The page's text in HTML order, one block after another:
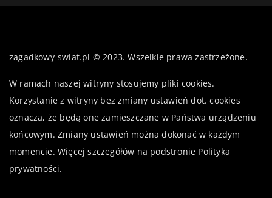
zagadkowy-swiat.pl © 2023. Wszelkie prawa zastrzeżone.
W ramach naszej witryny stosujemy pliki cookies.
Korzystanie z witryny bez zmiany ustawień dot. cookies
oznacza, że będą one zamieszczane w Państwa urządzeniu
końcowym. Zmiany ustawień można dokonać w każdym
momencie. Więcej szczegółów na podstronie Polityka
prywatności.